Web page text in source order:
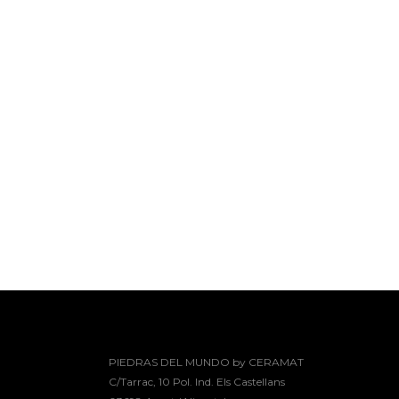
PIEDRAS DEL MUNDO by CERAMAT
C/Tarrac, 10 Pol. Ind. Els Castellans